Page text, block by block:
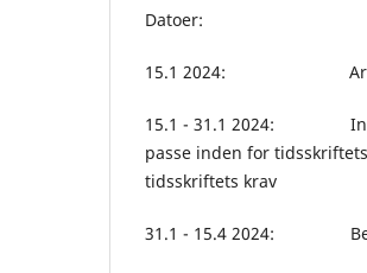
Datoer:
15.1 2024: Artikler
15.1 - 31.1 2024:
passe inden for
tidsskriftets krav
31.1 - 15.4 2024: